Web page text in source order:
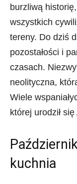
burzliwą
wszystkich
tereny. Do dziś
pozostałości i
czasach.
neolityczna,
Wiele
której urodził
kuchnia